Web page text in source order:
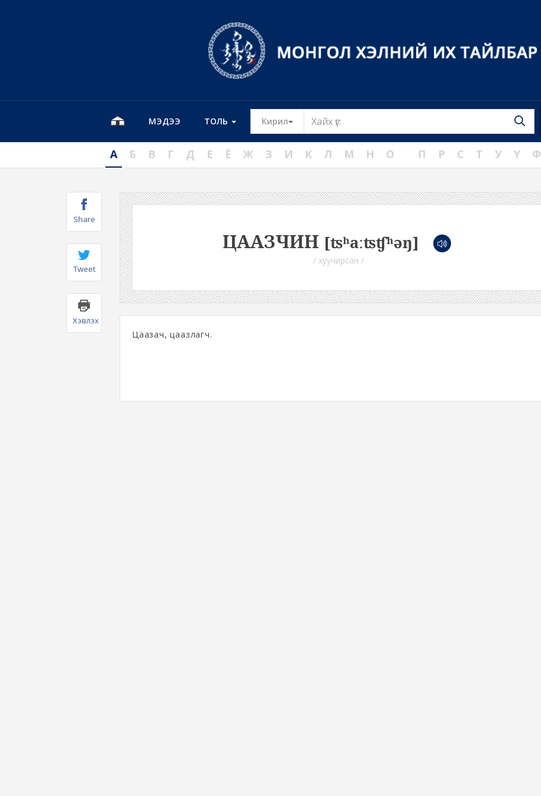
МЭДЭЭ ТОЛЬ Кирил Toggle Dropdown
А Б В Г Д Е Ё Ж З И К Л М Н О П Р С Т У Ү Ф
Share
Tweet
Хэвлэх
ЦААЗЧИН [ʦʰaːʦʧʰəŋ]
/ хуучирсан /
Цаазач, цаазлагч.